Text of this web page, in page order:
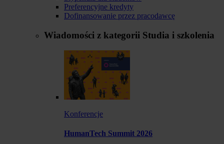
Preferencyjne kredyty
Dofinansowanie przez pracodawcę
Wiadomości z kategorii Studia i szkolenia
Konferencje
HumanTech Summit 2026